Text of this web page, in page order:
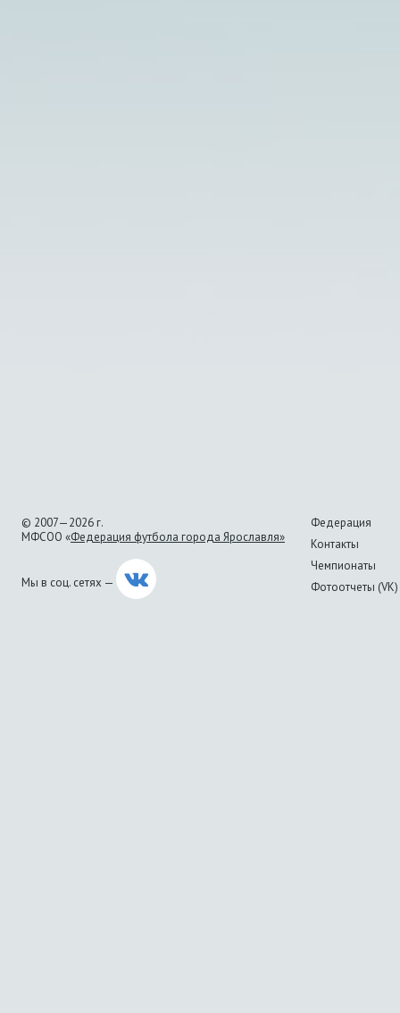
© 2007—2026 г.
МФСОО «Федерация футбола города Ярославля»
Мы в соц. сетях —
Федерация
Контакты
Чемпионаты
Фотоотчеты (VK)